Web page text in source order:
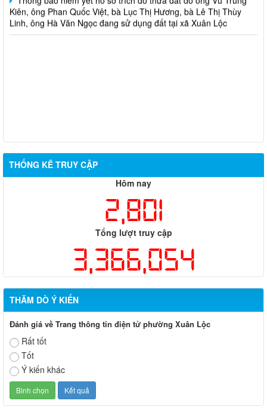
Linh, ông Hà Văn Ngọc đang sử dụng đất tại xã Xuân Lộc
THỐNG KÊ TRUY CẬP
Hôm nay
2,801
Tổng lượt truy cập
3,366,054
THĂM DÒ Ý KIẾN
Đánh giá về Trang thông tin điện tử phường Xuân Lộc
Rất tốt
Tốt
Ý kiến khác